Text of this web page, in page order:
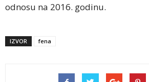
odnosu na 2016. godinu.
IZVOR fena